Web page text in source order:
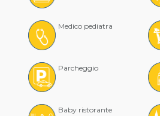
Medico pediatra
Parcheggio
Baby ristorante